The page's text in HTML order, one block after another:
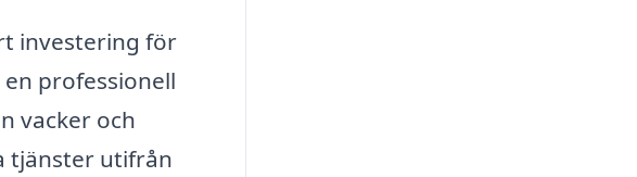
investering för
professionell
vacker och
tjänster utifrån